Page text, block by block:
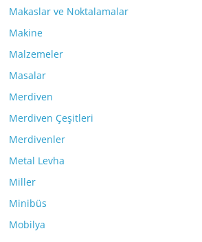
Makaslar ve Noktalamalar
Makine
Malzemeler
Masalar
Merdiven
Merdiven Çeşitleri
Merdivenler
Metal Levha
Miller
Minibüs
Mobilya